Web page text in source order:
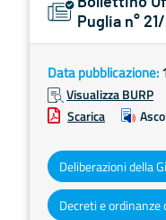
Puglia n°
Data pubblicazione:
Visualizza BURP
Scarica
Deliberazioni della